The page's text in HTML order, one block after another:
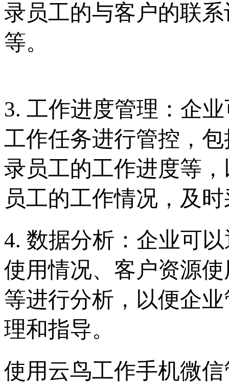
录员工的与客户的联
等。
3. 工作进度管理：企
工作任务进行管控，
录员工的工作进度等
员工的工作情况，及
4. 数据分析：企业可
使用情况、客户资源
等进行分析，以便企
理和指导。
使用云鸟工作手机微